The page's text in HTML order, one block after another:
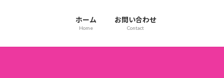
ホーム
Home
お問い合わせ
Contact